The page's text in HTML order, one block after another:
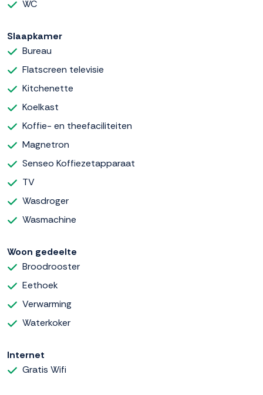
WC
Slaapkamer
Bureau
Flatscreen televisie
Kitchenette
Koelkast
Koffie- en theefaciliteiten
Magnetron
Senseo Koffiezetapparaat
TV
Wasdroger
Wasmachine
Woon gedeelte
Broodrooster
Eethoek
Verwarming
Waterkoker
Internet
Gratis Wifi